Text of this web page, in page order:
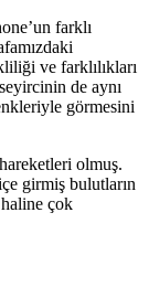
farklı
ve farklılıkları
de aynı
görmesini
olmuş.
girmiş bulutların
haline çok